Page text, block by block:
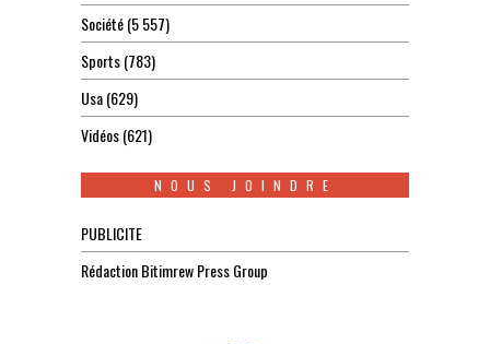
Société(5 557)
Sports(783)
Usa(629)
Vidéos(621)
NOUS JOINDRE
PUBLICITE
Rédaction Bitimrew Press Group